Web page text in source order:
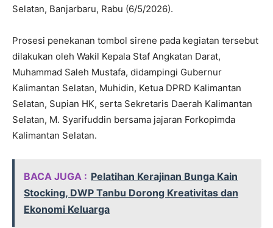
Selatan, Banjarbaru, Rabu (6/5/2026).
Prosesi penekanan tombol sirene pada kegiatan tersebut
dilakukan oleh Wakil Kepala Staf Angkatan Darat,
Muhammad Saleh Mustafa, didampingi Gubernur
Kalimantan Selatan, Muhidin, Ketua DPRD Kalimantan
Selatan, Supian HK, serta Sekretaris Daerah Kalimantan
Selatan, M. Syarifuddin bersama jajaran Forkopimda
Kalimantan Selatan.
BACA JUGA : Pelatihan Kerajinan Bunga Kain
Stocking, DWP Tanbu Dorong Kreativitas dan
Ekonomi Keluarga